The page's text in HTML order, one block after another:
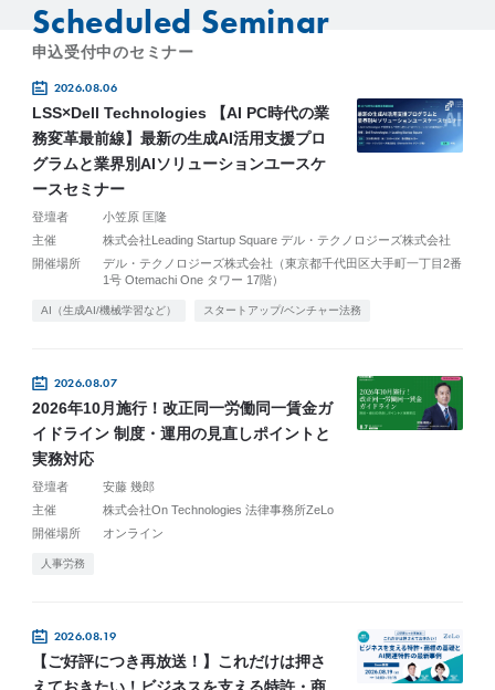
Scheduled Seminar
申込受付中のセミナー
2026.08.06
LSS×Dell Technologies 【AI PC時代の業
務変革最前線】最新の生成AI活用支援プロ
グラムと業界別AIソリューションユースケ
ースセミナー
登壇者
小笠原 匡隆
主催
株式会社Leading Startup Square デル・テクノロジーズ株式会社
開催場所
デル・テクノロジーズ株式会社（東京都千代田区大手町一丁目2番
1号 Otemachi One タワー 17階）
AI（生成AI/機械学習など） スタートアップ/ベンチャー法務
2026.08.07
2026年10月施行！改正同一労働同一賃金ガ
イドライン 制度・運用の見直しポイントと
実務対応
登壇者
安藤 幾郎
主催
株式会社On Technologies 法律事務所ZeLo
開催場所
オンライン
人事労務
2026.08.19
【ご好評につき再放送！】これだけは押さ